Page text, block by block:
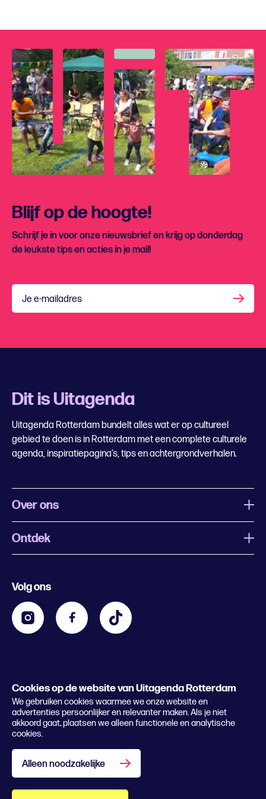
Cookies op de website van Uitagenda Rotterdam
We gebruiken cookies waarmee we onze website en
advertenties persoonlijker en relevanter maken. Als je niet
akkoord gaat, plaatsen we alleen functionele en analytische
cookies.
Alleen noodzakelijke
Blijf op de hoogte!
Schrijf je in voor onze nieuwsbrief en krijg op donderdag
de leukste tips en acties in je mail!
Je e-mailadres
Dit is Uitagenda
Uitagenda Rotterdam bundelt alles wat er op cultureel
gebied te doen is in Rotterdam met een complete culturele
agenda, inspiratiepagina’s, tips en achtergrondverhalen.
Over ons
Wat is Uitagenda Rotterdam
Contact
Zakelijk
Lees het magazine
Ontdek
Kids
Volg ons
© 2026 Rotterdam Festivals